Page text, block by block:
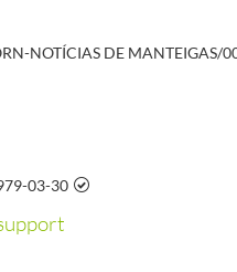
NOTÍCIAS DE MANTEIGAS/
03-30